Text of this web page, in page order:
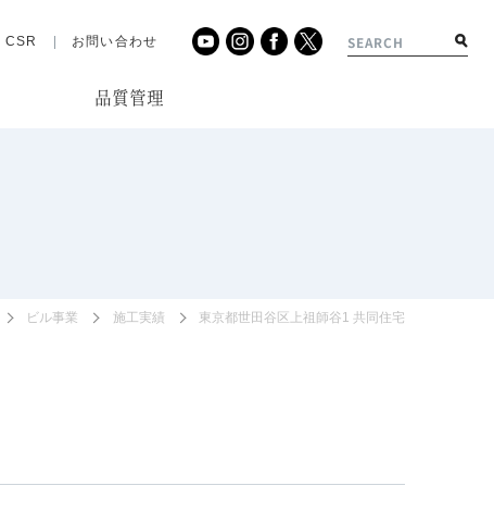
CSR お問い合わせ
品質管理
ビル事業 施工実績 東京都世田谷区上祖師谷1 共同住宅